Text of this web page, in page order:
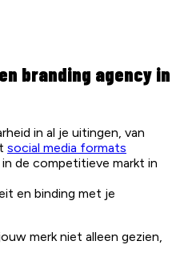
branding agency in
in al je uitingen, van
social media formats
in de competitieve markt in
en binding met je
merk niet alleen gezien,